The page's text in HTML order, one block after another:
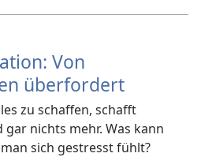
Von
überfordert
zu schaffen, schafft
nichts mehr. Was kann
sich gestresst fühlt?